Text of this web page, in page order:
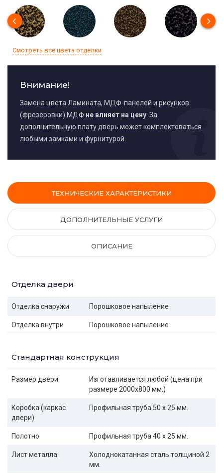
Смотреть все цвета отделки
Внимание!
Замена цвета Ламината, МДФ-панелей и рисунков
(фрезеровки) МДФ не влияет на цену . За
дополнительную плату дверь может комплектоваться
любыми замками и фурнитурой.
ТЕХНИЧЕСКИЕ ХАРАКТЕРИСТИКИ
ДОПОЛНИТЕЛЬНЫЕ УСЛУГИ
ОПИСАНИЕ
Отделка двери
Отделка снаружи Порошковое напыление
Отделка внутри Порошковое напыление
Стандартная конструкция
Размер двери
Изготавливается любой (цена при
размере 2000x800 мм.)
Коробка (каркас
двери)
Профильная труба 50 х 25 мм.
Полотно Профильная труба 40 х 25 мм.
Лист металла
Холоднокатанная сталь толщиной 2
мм.